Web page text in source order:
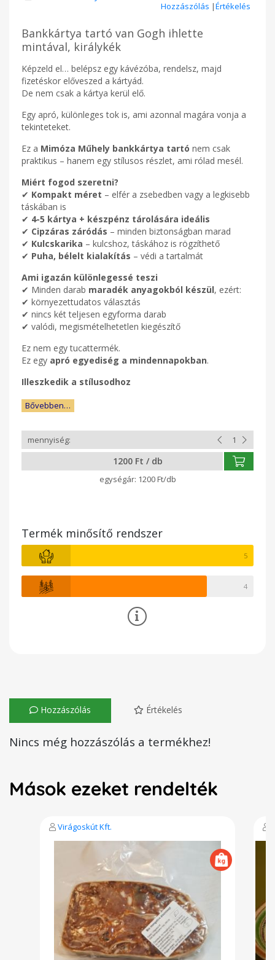
Hozzászólás |Értékelés
Bankkártya tartó van Gogh ihlette
mintával, királykék
Képzeld el… belépsz egy kávézóba, rendelsz, majd
fizetéskor előveszed a kártyád.
De nem csak a kártya kerül elő.
Egy apró, különleges tok is, ami azonnal magára vonja a
tekinteteket.
Ez a Mimóza Műhely bankkártya tartó nem csak
praktikus – hanem egy stílusos részlet, ami rólad mesél.
Miért fogod szeretni?
✔ Kompakt méret – elfér a zsebedben vagy a legkisebb
táskában is
✔ 4-5 kártya + készpénz tárolására ideális
✔ Cipzáras záródás – minden biztonságban marad
✔ Kulcskarika – kulcshoz, táskához is rögzíthető
✔ Puha, bélelt kialakítás – védi a tartalmát
Ami igazán különlegessé teszi
✔ Minden darab maradék anyagokból készül, ezért:
✔ környezettudatos választás
✔ nincs két teljesen egyforma darab
✔ valódi, megismételhetetlen kiegészítő
Ez nem egy tucattermék.
Ez egy apró egyediség a mindennapokban.
Illeszkedik a stílusodhoz
Bővebben…
1200 Ft / db
1200 Ft/db
Termék minősítő rendszer
5
4
Hozzászólás Értékelés
Nincs még hozzászólás a termékhez!
Mások ezeket rendelték
Virágoskút Kft.